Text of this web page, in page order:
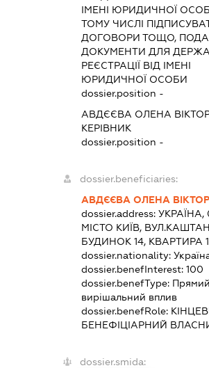
ІМЕНІ ЮРИДИЧНОЇ
ТОМУ ЧИСЛІ
ДОГОВОРИ ТОЩО,
ДОКУМЕНТИ ДЛЯ
РЕЄСТРАЦІЇ ВІД ІМЕНІ
ЮРИДИЧНОЇ ОСОБИ
dossier.position -
АВДЄЄВА ОЛЕНА
КЕРІВНИК
dossier.position -
dossier.beneficiaries:
АВДЄЄВА ОЛЕНА
dossier.address: УКРАЇНА,
МІСТО КИЇВ,
БУДИНОК 14, КВАРТИРА
dossier.nationality:
dossier.benefInterest: 100
dossier.benefType: Прямий
вирішальний вплив
dossier.benefRole:
БЕНЕФІЦІАРНИЙ
dossier.smida: